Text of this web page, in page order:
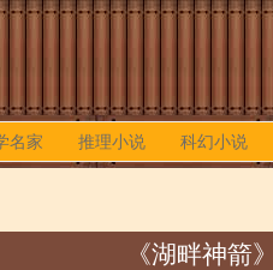
名家 推理小说 科幻小说
《湖畔神箭》